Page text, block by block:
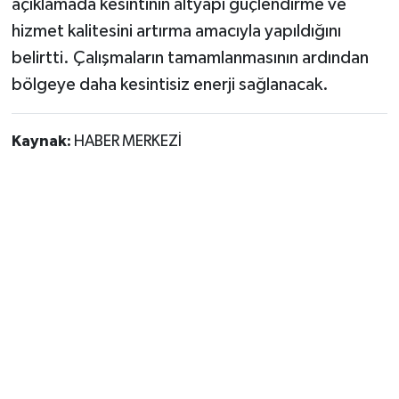
açıklamada kesintinin altyapı güçlendirme ve
hizmet kalitesini artırma amacıyla yapıldığını
belirtti. Çalışmaların tamamlanmasının ardından
bölgeye daha kesintisiz enerji sağlanacak.
Kaynak: HABER MERKEZİ